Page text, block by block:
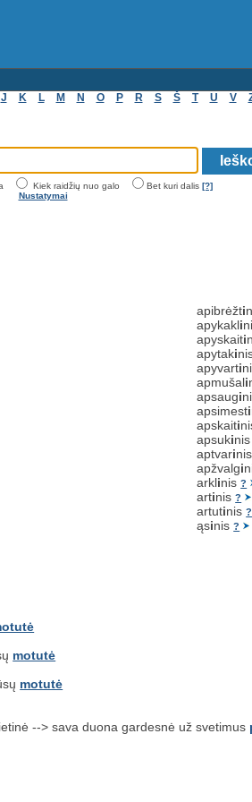
J K L M N O P R S Š T U V
Kiek raidžių nuo galo Bet kuri dalis [?]
Nustatymai
apibrėžti
apykakli
apyskaiti
apytaki
apyvarti
apmušali
apsaugi
apsimesti
apskaiti
apsuki
aptvari
apžvalgi
arklinis?
artinis?
artutinis?
ąsinis?
motutė
motutė
--> sava duona gardesnė už svetimus